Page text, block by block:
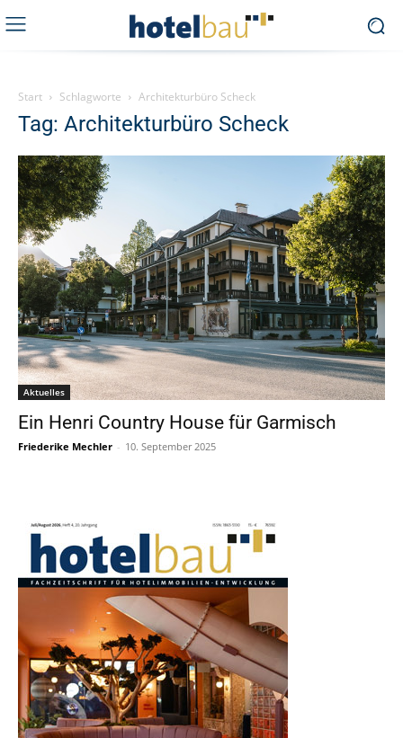
Start Schlagworte Architekturbüro Scheck
Tag: Architekturbüro Scheck
Aktuelles
Ein Henri Country House für Garmisch
Friederike Mechler - 10. September 2025